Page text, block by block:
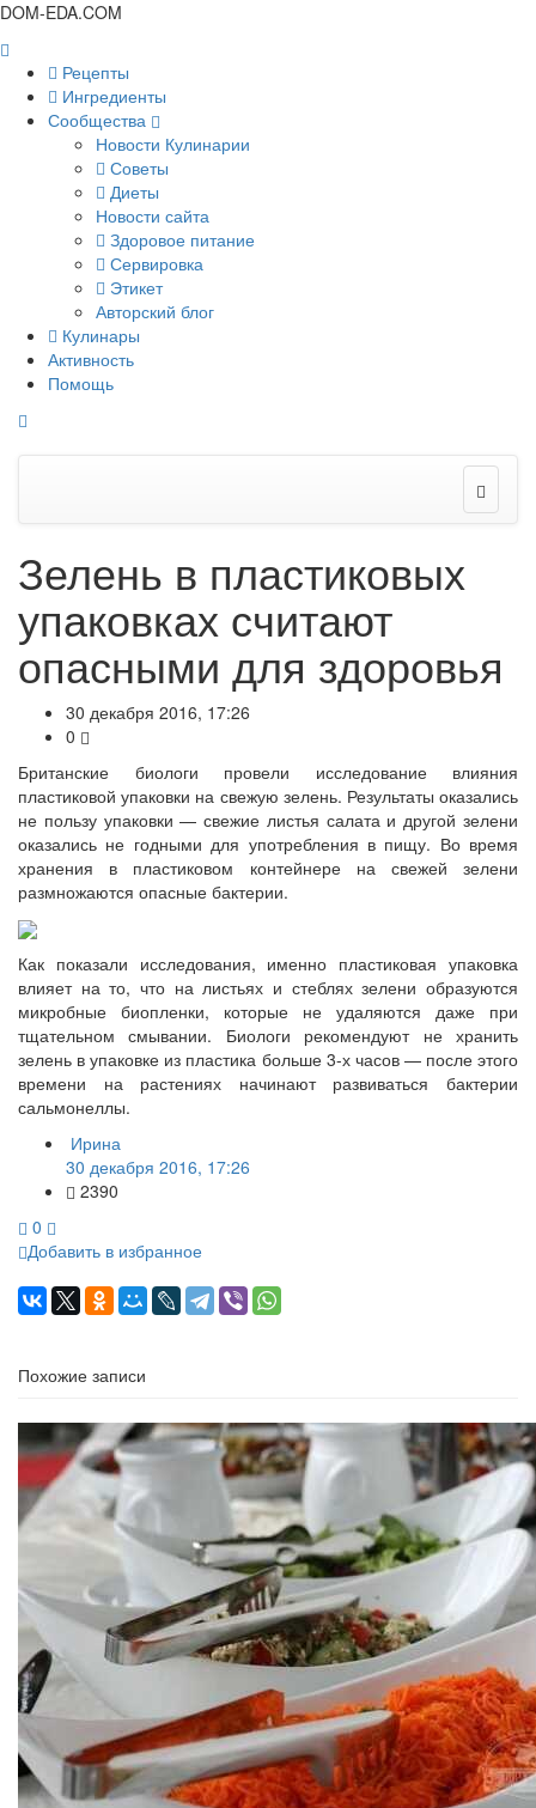
DOM-EDA.COM
Рецепты
Ингредиенты
Сообщества
Новости Кулинарии
Советы
Диеты
Новости сайта
Здоровое питание
Сервировка
Этикет
Авторский блог
Кулинары
Активность
Помощь
Зелень в пластиковых
упаковках считают
опасными для здоровья
30 декабря 2016, 17:26
0
Британские биологи провели исследование влияния
пластиковой упаковки на свежую зелень. Результаты оказались
не пользу упаковки — свежие листья салата и другой зелени
оказались не годными для употребления в пищу. Во время
хранения в пластиковом контейнере на свежей зелени
размножаются опасные бактерии.
Как показали исследования, именно пластиковая упаковка
влияет на то, что на листьях и стеблях зелени образуются
микробные биопленки, которые не удаляются даже при
тщательном смывании. Биологи рекомендуют не хранить
зелень в упаковке из пластика больше 3-х часов — после этого
времени на растениях начинают развиваться бактерии
сальмонеллы.
Ирина
30 декабря 2016, 17:26
2390
0
Добавить в избранное
Похожие записи